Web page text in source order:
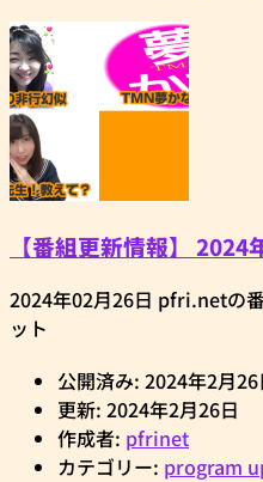
【番組更新情報】
2024年02月26日 pfri.netの
ット
公開済み: 2024年2月26
更新: 2024年2月26日
作成者: pfrinet
カテゴリー: program